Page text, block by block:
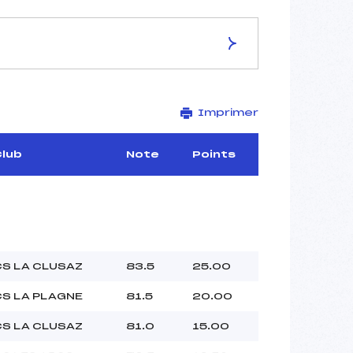
–
–
Imprimer
Note Points
LA CLUSAZ 83.5 25.00
LA PLAGNE 81.5 20.00
LA CLUSAZ 81.0 15.00